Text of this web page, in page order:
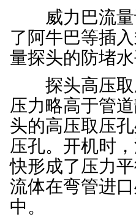
威力巴流
了 阿牛巴等插
量探头的防堵
探头高压取
压力略高于管
头的高压取压
压孔。开机时
快形成了压力
流体在弯管进
中。